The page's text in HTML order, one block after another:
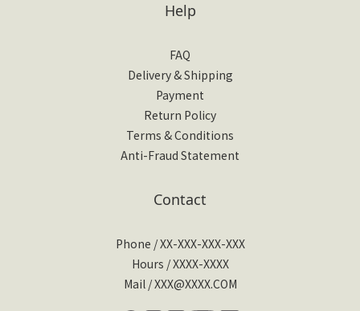
Help
FAQ
Delivery & Shipping
Payment
Return Policy
Terms & Conditions
Anti-Fraud Statement
Contact
Phone / XX-XXX-XXX-XXX
Hours / XXXX-XXXX
Mail / XXX@XXXX.COM